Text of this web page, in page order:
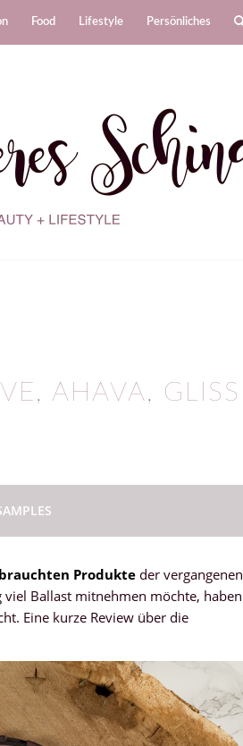
Food Lifestyle Persönliches
AHAVA, GLISS
Produkte der vergangenen
Ballast mitnehmen möchte, haben
Eine kurze Review über die